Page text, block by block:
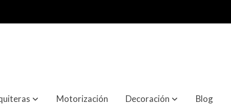
Motorización Decoración Blog